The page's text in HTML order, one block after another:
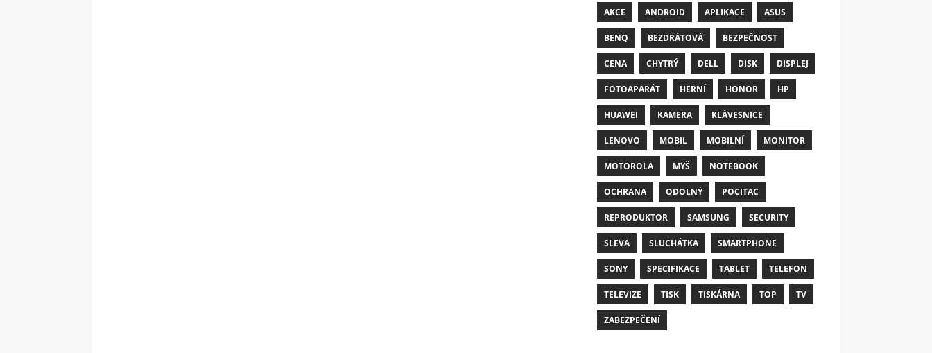
AKCE ANDROID APLIKACE ASUS
BENQ BEZDRÁTOVÁ BEZPEČNOST
CENA CHYTRÝ DELL DISK DISPLEJ
FOTOAPARÁT HERNÍ HONOR HP
HUAWEI KAMERA KLÁVESNICE
LENOVO MOBIL MOBILNÍ MONITOR
MOTOROLA MYŠ NOTEBOOK
OCHRANA ODOLNÝ POCITAC
REPRODUKTOR SAMSUNG SECURITY
SLEVA SLUCHÁTKA SMARTPHONE
SONY SPECIFIKACE TABLET TELEFON
TELEVIZE TISK TISKÁRNA TOP TV
ZABEZPEČENÍ